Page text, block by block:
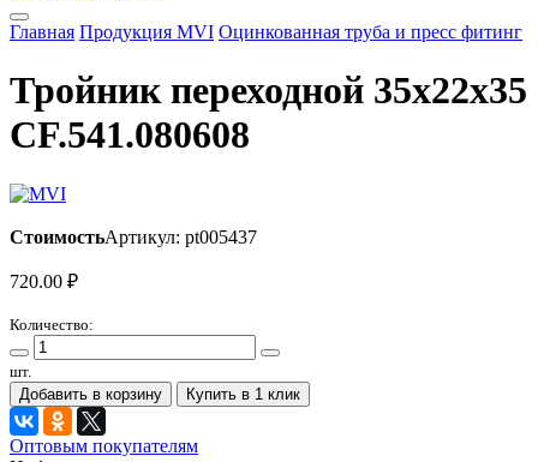
Главная Продукция MVI Оцинкованная труба и пресс фитинг
Тройник переходной 35х22х35
CF.541.080608
СтоимостьАртикул: pt005437
720.00 ₽
Количество:
шт.
Добавить в корзину
Купить в 1 клик
Оптовым покупателям